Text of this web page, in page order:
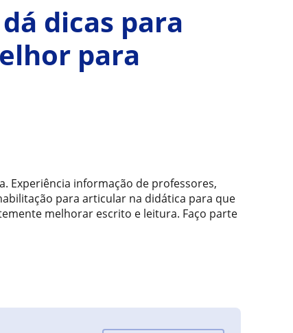
dicas para
para
Experiência informação de professores,
para articular na didática para que
melhorar escrito e leitura. Faço parte